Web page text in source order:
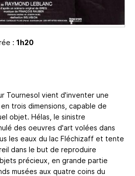
: 1h20
Tournesol vient d'inventer une
trois dimensions, capable de
objet. Hélas, le sinistre
des oeuvres d'art volées dans
les eaux du lac Fléchizaff et tente
dans le but de reproduire
précieux, en grande partie
musées aux quatre coins du